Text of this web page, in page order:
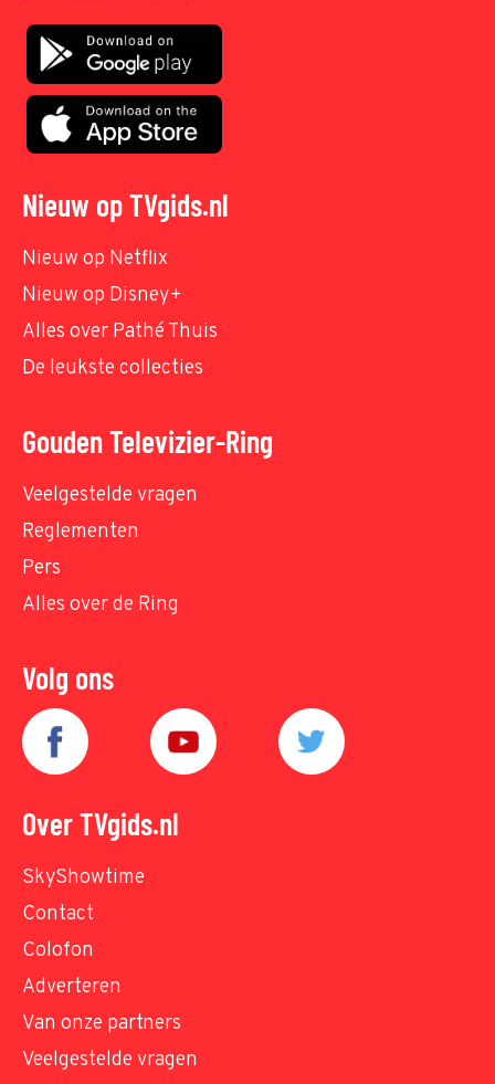
Nieuw op TVgids.nl
Nieuw op Netflix
Nieuw op Disney+
Alles over Pathé Thuis
De leukste collecties
Gouden Televizier-Ring
Veelgestelde vragen
Reglementen
Pers
Alles over de Ring
Volg ons
Over TVgids.nl
SkyShowtime
Contact
Colofon
Adverteren
Van onze partners
Veelgestelde vragen